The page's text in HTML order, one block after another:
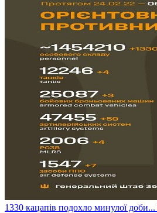
​1330 кацапів подохло минулої доби...